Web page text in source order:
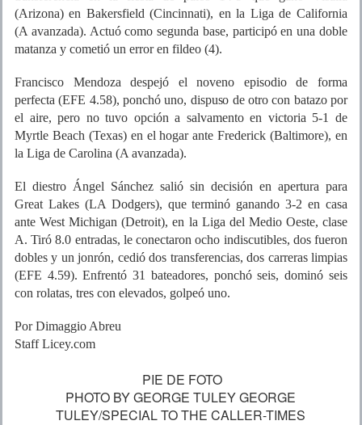
(Arizona) en Bakersfield (Cincinnati), en la Liga de California
(A avanzada). Actuó como segunda base, participó en una doble
matanza y cometió un error en fildeo (4).
Francisco Mendoza despejó el noveno episodio de forma
perfecta (EFE 4.58), ponchó uno, dispuso de otro con batazo por
el aire, pero no tuvo opción a salvamento en victoria 5-1 de
Myrtle Beach (Texas) en el hogar ante Frederick (Baltimore), en
la Liga de Carolina (A avanzada).
El diestro Ángel Sánchez salió sin decisión en apertura para
Great Lakes (LA Dodgers), que terminó ganando 3-2 en casa
ante West Michigan (Detroit), en la Liga del Medio Oeste, clase
A. Tiró 8.0 entradas, le conectaron ocho indiscutibles, dos fueron
dobles y un jonrón, cedió dos transferencias, dos carreras limpias
(EFE 4.59). Enfrentó 31 bateadores, ponchó seis, dominó seis
con rolatas, tres con elevados, golpeó uno.
Por Dimaggio Abreu
Staff Licey.com
PIE DE FOTO
PHOTO BY GEORGE TULEY GEORGE
TULEY/SPECIAL TO THE CALLER-TIMES